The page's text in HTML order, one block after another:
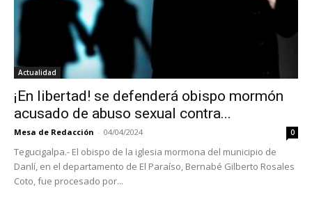
Actualidad
¡En libertad! se defenderá obispo mormón
acusado de abuso sexual contra...
Mesa de Redacción - 04/04/2024 0
Tegucigalpa.- El obispo de la iglesia mormona del municipio de
Danlí, en el departamento de El Paraíso, Bernabé Gilberto Rosales
Coto, fue procesado por...